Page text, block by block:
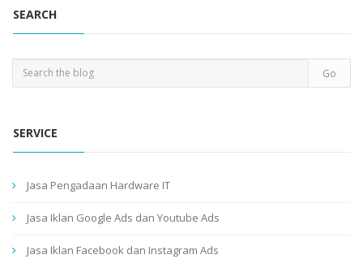
SEARCH
SERVICE
Jasa Pengadaan Hardware IT
Jasa Iklan Google Ads dan Youtube Ads
Jasa Iklan Facebook dan Instagram Ads